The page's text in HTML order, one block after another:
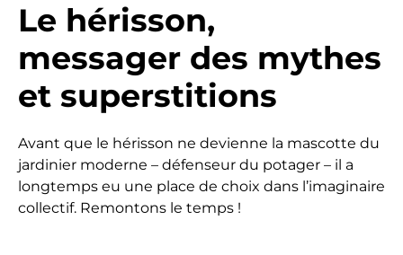
Le hérisson,
messager des mythes
et superstitions
Avant que le hérisson ne devienne la mascotte du
jardinier moderne – défenseur du potager – il a
longtemps eu une place de choix dans l’imaginaire
collectif. Remontons le temps !